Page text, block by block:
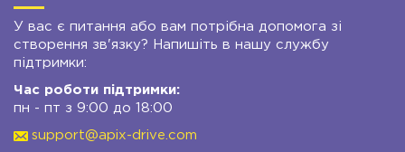
У вас є питання або вам потрібна допомога зі
створення зв'язку? Напишіть в нашу службу
підтримки:
Час роботи підтримки:
пн - пт з 9:00 до 18:00
support@apix-drive.com